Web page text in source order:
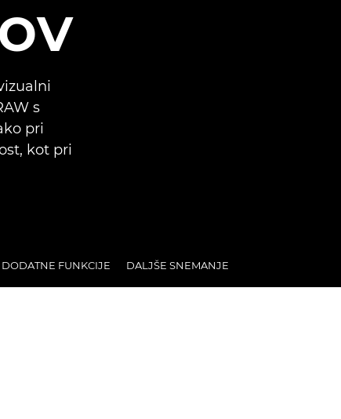
s
pri
kot pri
DODATNE FUNKCIJE DALJŠE SNEMANJE